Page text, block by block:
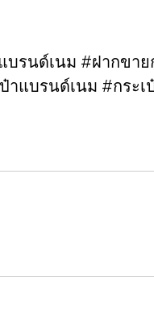
รนด์เนม​ #ฝากขา
าแบรนด์เนม​ #กร